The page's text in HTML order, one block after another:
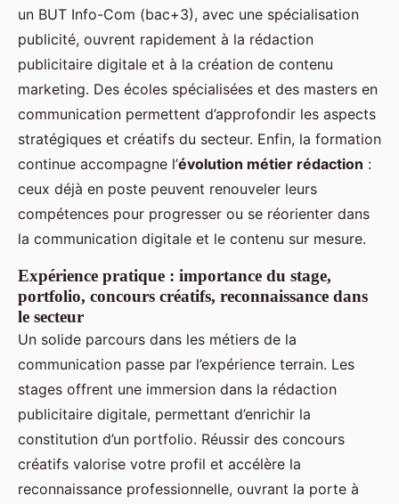
un BUT Info-Com (bac+3), avec une spécialisation
publicité, ouvrent rapidement à la rédaction
publicitaire digitale et à la création de contenu
marketing. Des écoles spécialisées et des masters en
communication permettent d’approfondir les aspects
stratégiques et créatifs du secteur. Enfin, la formation
continue accompagne l’évolution métier rédaction :
ceux déjà en poste peuvent renouveler leurs
compétences pour progresser ou se réorienter dans
la communication digitale et le contenu sur mesure.
Expérience pratique : importance du stage,
portfolio, concours créatifs, reconnaissance dans
le secteur
Un solide parcours dans les métiers de la
communication passe par l’expérience terrain. Les
stages offrent une immersion dans la rédaction
publicitaire digitale, permettant d’enrichir la
constitution d’un portfolio. Réussir des concours
créatifs valorise votre profil et accélère la
reconnaissance professionnelle, ouvrant la porte à